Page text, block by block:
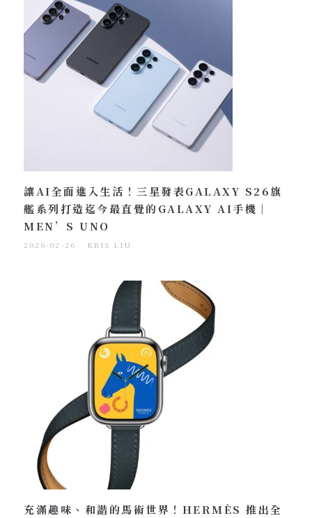
讓AI全面進入生活！三星發表GALAXY S26旗
艦系列打造迄今最直覺的GALAXY AI手機｜
MEN’S UNO
2026-02-26 KRIS LIU
充滿趣味、和諧的馬術世界！HERMÈS 推出全